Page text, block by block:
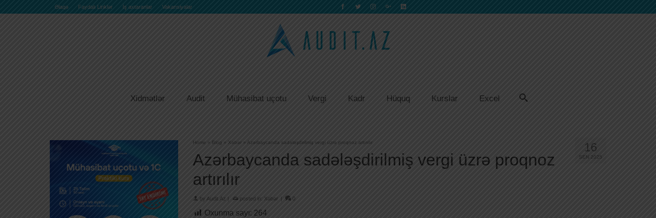
Əlaqə Faydalı Linklər İş axtaranlar Vakansiyalar
Xidmətlər Audit Mühasibat uçotu Vergi Kadr Hüquq Kurslar Excel
16
SEN 2025
Home » Blog » Xəbər » Azərbaycanda sadələşdirilmiş vergi üzrə proqnoz artırılır
Azərbaycanda sadələşdirilmiş vergi üzrə proqnoz
artırılır
by Audit.Az | posted in: Xəbər | 0
Oxunma sayı: 264